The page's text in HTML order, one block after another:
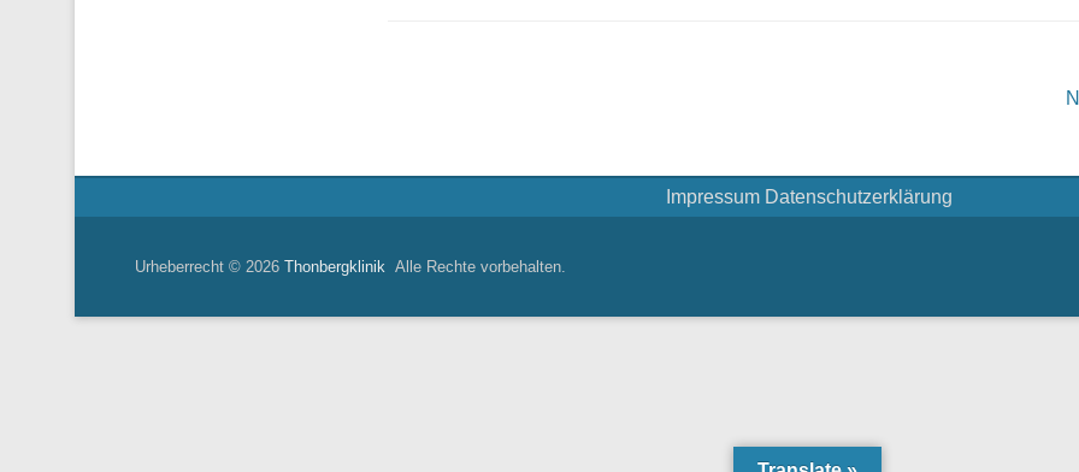
Impressum Datenschutzerklärung
Urheberrecht © 2026 Thonbergklinik Alle Rechte vorbehalten.